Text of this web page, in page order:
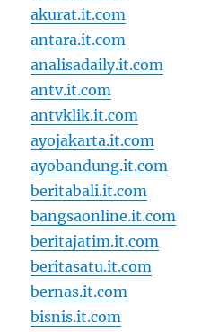
akurat.it.com
antara.it.com
analisadaily.it.com
antv.it.com
antvklik.it.com
ayojakarta.it.com
ayobandung.it.com
beritabali.it.com
bangsaonline.it.com
beritajatim.it.com
beritasatu.it.com
bernas.it.com
bisnis.it.com